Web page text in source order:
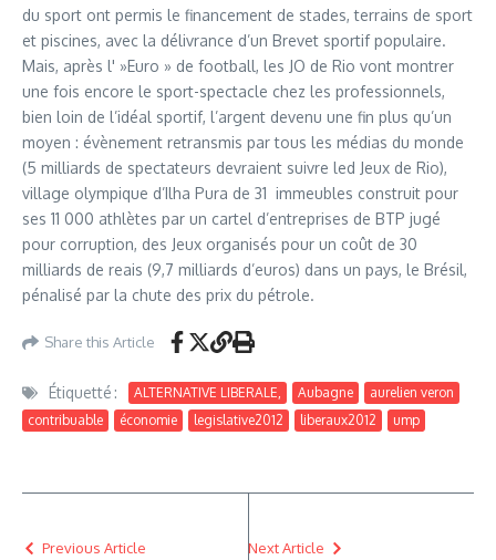
du sport ont permis le financement de stades, terrains de sport
et piscines, avec la délivrance d’un Brevet sportif populaire.
Mais, après l' »Euro » de football, les JO de Rio vont montrer
une fois encore le sport-spectacle chez les professionnels,
bien loin de l’idéal sportif, l’argent devenu une fin plus qu’un
moyen : évènement retransmis par tous les médias du monde
(5 milliards de spectateurs devraient suivre led Jeux de Rio),
village olympique d’Ilha Pura de 31 immeubles construit pour
ses 11 000 athlètes par un cartel d’entreprises de BTP jugé
pour corruption, des Jeux organisés pour un coût de 30
milliards de reais (9,7 milliards d’euros) dans un pays, le Brésil,
pénalisé par la chute des prix du pétrole.
Share this Article
Étiquetté : ALTERNATIVE LIBERALE, Aubagne
aurelien veron
contribuable
économie legislative2012 liberaux2012 ump
Previous Article Next Article